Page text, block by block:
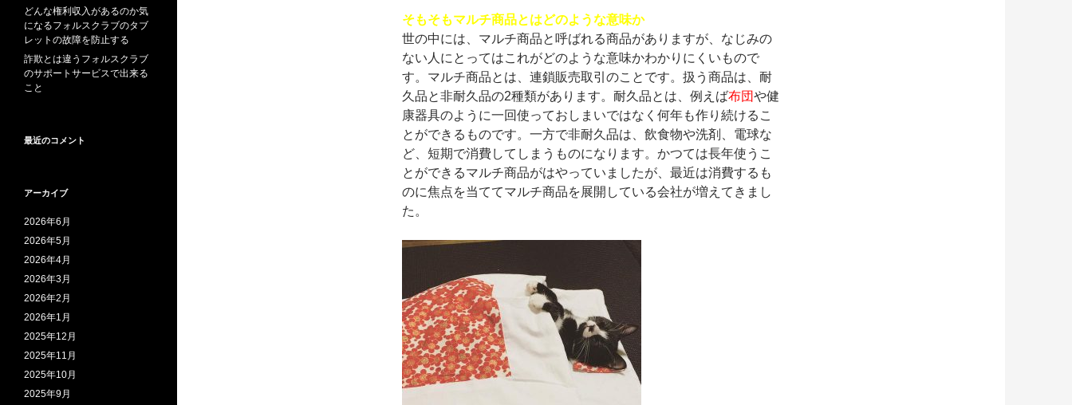
そもそもマルチ商品とはどのような意味か
世の中には、マルチ商品と呼ばれる商品がありますが、なじみの
ない人にとってはこれがどのような意味かわかりにくいもので
す。マルチ商品とは、連鎖販売取引のことです。扱う商品は、耐
久品と非耐久品の2種類があります。耐久品とは、例えば布団や健
康器具のように一回使っておしまいではなく何年も作り続けるこ
とができるものです。一方で非耐久品は、飲食物や洗剤、電球な
ど、短期で消費してしまうものになります。かつては長年使うこ
とができるマルチ商品がはやっていましたが、最近は消費するも
のに焦点を当ててマルチ商品を展開している会社が増えてきまし
た。
どんな権利収入があるのか気
になるフォルスクラブのタブ
レットの故障を防止する
詐欺とは違うフォルスクラブ
のサポートサービスで出来る
こと
最近のコメント
アーカイブ
2026年6月
2026年5月
2026年4月
2026年3月
2026年2月
2026年1月
2025年12月
2025年11月
2025年10月
2025年9月